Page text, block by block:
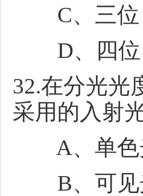
C、三位
D、四位
32.在分光光
采用的入射
A、单色
B、可见